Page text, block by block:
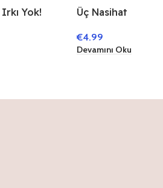
Yok! Üç Nasihat
€4.99
Devamını Oku